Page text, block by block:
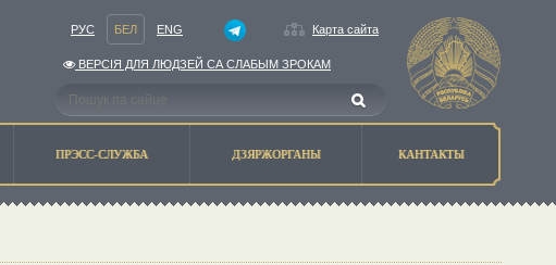
РУС БЕЛ ENG Карта сайта
ВЕРСIЯ ДЛЯ ЛЮДЗЕЙ СА СЛАБЫМ ЗРОКАМ
ПРЭСС-СЛУЖБА ДЗЯРЖОРГАНЫ КАНТАКТЫ